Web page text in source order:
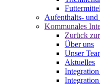
Aufenthalts- und
Kommunales
Zurück
Über uns
Unser
Aktuelles